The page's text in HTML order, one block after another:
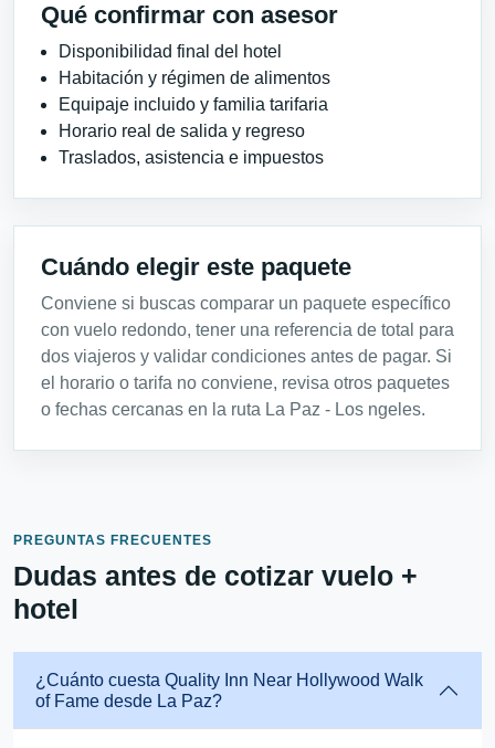
Qué confirmar con asesor
Disponibilidad final del hotel
Habitación y régimen de alimentos
Equipaje incluido y familia tarifaria
Horario real de salida y regreso
Traslados, asistencia e impuestos
Cuándo elegir este paquete
Conviene si buscas comparar un paquete específico
con vuelo redondo, tener una referencia de total para
dos viajeros y validar condiciones antes de pagar. Si
el horario o tarifa no conviene, revisa otros paquetes
o fechas cercanas en la ruta La Paz - Los ngeles.
PREGUNTAS FRECUENTES
Dudas antes de cotizar vuelo +
hotel
¿Cuánto cuesta Quality Inn Near Hollywood Walk
of Fame desde La Paz?